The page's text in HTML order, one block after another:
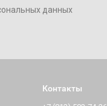
данных
Контакты